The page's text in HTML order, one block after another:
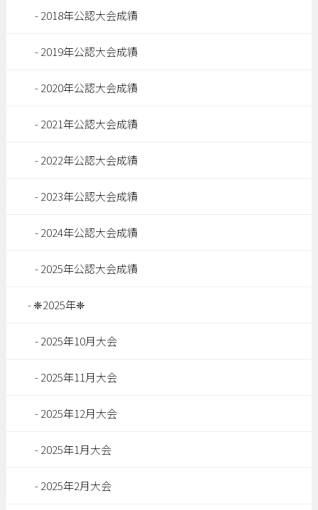
2018年公認大会成績
2019年公認大会成績
2020年公認大会成績
2021年公認大会成績
2022年公認大会成績
2023年公認大会成績
2024年公認大会成績
2025年公認大会成績
❈2025年❈
2025年10月大会
2025年11月大会
2025年12月大会
2025年1月大会
2025年2月大会